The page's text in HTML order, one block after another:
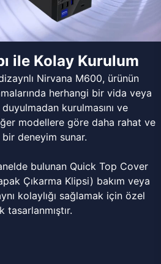
ile Kolay Kurulum
Nirvana M600, ürünün
herhangi bir vida veya
kurulmasını ve
modellere göre daha rahat ve
bir deneyim sunar.
bulunan Quick Top Cover
Çıkarma Klipsi) bakım veya
kolaylığı sağlamak için özel
tasarlanmıştır.